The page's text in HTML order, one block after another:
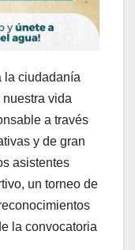
la ciudadanía
vida
a través
y de gran
asistentes
un torneo de
la convocatoria